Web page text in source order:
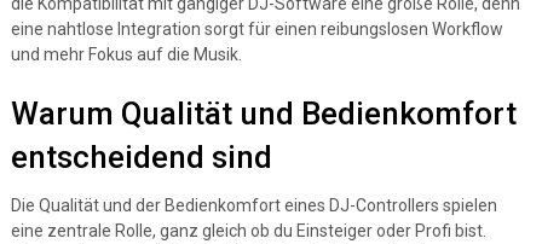
eine nahtlose Integration sorgt für einen reibungslosen Workflow
und mehr Fokus auf die Musik.
Warum Qualität und Bedienkomfort
entscheidend sind
Die Qualität und der Bedienkomfort eines DJ-Controllers spielen
eine zentrale Rolle, ganz gleich ob du Einsteiger oder Profi bist.